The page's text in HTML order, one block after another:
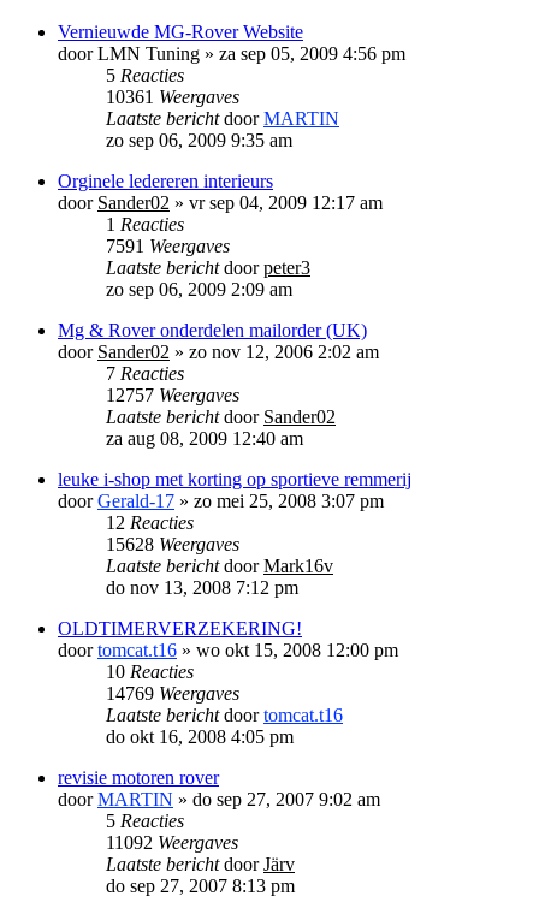
Vernieuwde MG-Rover Website
doorLMN Tuning » za sep 05, 2009 4:56 pm
5 Reacties
10361 Weergaves
Laatste berichtdoorMARTIN
zo sep 06, 2009 9:35 am
Orginele ledereren interieurs
door Sander02 » vr sep 04, 2009 12:17 am
1 Reacties
7591 Weergaves
Laatste berichtdoorpeter3
zo sep 06, 2009 2:09 am
Mg & Rover onderdelen mailorder (UK)
door Sander02 » zo nov 12, 2006 2:02 am
7 Reacties
12757 Weergaves
Laatste berichtdoor Sander02
za aug 08, 2009 12:40 am
leuke i-shop met korting op sportieve remmerij
doorGerald-17 » zo mei 25, 2008 3:07 pm
12 Reacties
15628 Weergaves
Laatste berichtdoorMark16v
do nov 13, 2008 7:12 pm
OLDTIMERVERZEKERING!
doortomcat.t16 » wo okt 15, 2008 12:00 pm
10 Reacties
14769 Weergaves
Laatste berichtdoortomcat.t16
do okt 16, 2008 4:05 pm
revisie motoren rover
doorMARTIN » do sep 27, 2007 9:02 am
5 Reacties
11092 Weergaves
Laatste berichtdoorJärv
do sep 27, 2007 8:13 pm